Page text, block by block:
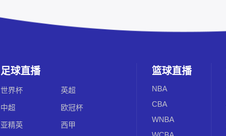
足球直播
世界杯 英超
中超 欧冠杯
亚精英 西甲
篮球直播
NBA
CBA
WNBA